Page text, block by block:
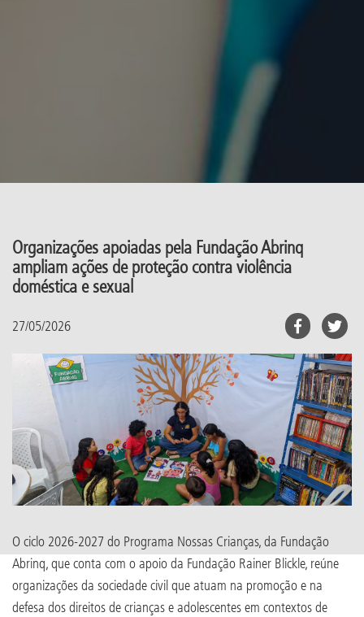
Organizações apoiadas pela Fundação Abrinq
ampliam ações de proteção contra violência
doméstica e sexual
27/05/2026
O ciclo 2026-2027 do Programa Nossas Crianças, da Fundação
Abrinq, que conta com o apoio da Fundação Rainer Blickle, reúne
organizações da sociedade civil que atuam na promoção e na
defesa dos direitos de crianças e adolescentes em contextos de